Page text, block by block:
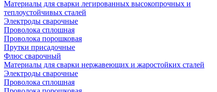
Материалы для сварки легированных высокопрочных и
теплоустойчивых сталей
Электроды сварочные
Проволока сплошная
Проволока порошковая
Прутки присадочные
Флюс сварочный
Материалы для сварки нержавеющих и жаростойких сталей
Электроды сварочные
Проволока сплошная